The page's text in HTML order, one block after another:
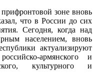
зоне вновь
что в России до сих
Сегодня, когда над
населением, вновь
актуализируют
армянского и
культурного и